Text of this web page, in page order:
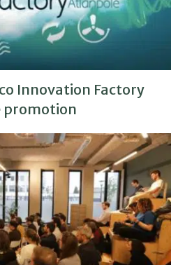
Innovation Factory
promotion